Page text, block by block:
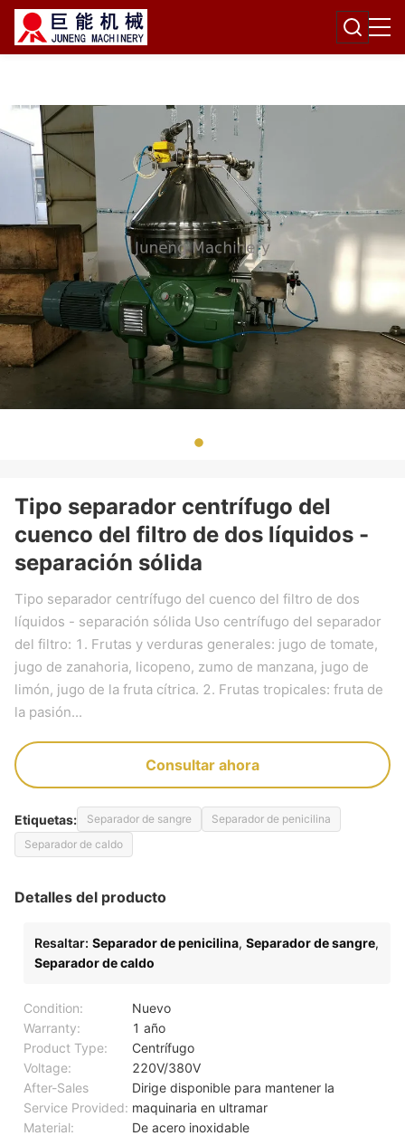
Tipo separador centrífugo del
cuenco del filtro de dos líquidos -
separación sólida
Tipo separador centrífugo del cuenco del filtro de dos
líquidos - separación sólida Uso centrífugo del separador
del filtro: 1. Frutas y verduras generales: jugo de tomate,
jugo de zanahoria, licopeno, zumo de manzana, jugo de
limón, jugo de la fruta cítrica. 2. Frutas tropicales: fruta de
la pasión...
Consultar ahora
Etiquetas: Separador de sangre
Separador de penicilina
Separador de caldo
Detalles del producto
Resaltar: Separador de penicilina, Separador de sangre,
Separador de caldo
Condition:
Nuevo
Warranty:
1 año
Product Type:
Centrífugo
Voltage:
220V/380V
After-Sales
Service Provided:
Dirige disponible para mantener la
maquinaria en ultramar
Material:
De acero inoxidable